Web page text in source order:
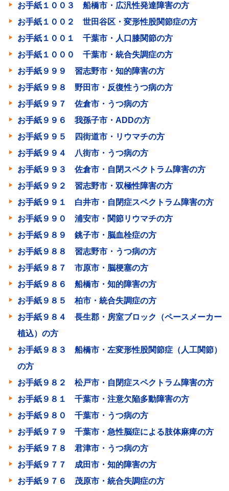
お手紙１００３ 船橋市・広汎性発達障害の方
お手紙１００２ 世田谷区・変形性股関節症の方
お手紙１００１ 千葉市・人口膝関節の方
お手紙１０００ 千葉市・統合失調症の方
お手紙９９９ 習志野市・知的障害の方
お手紙９９８ 野田市・反復性うつ病の方
お手紙９９７ 佐倉市・うつ病の方
お手紙９９６ 我孫子市・ADDの方
お手紙９９５ 四街道市・リウマチの方
お手紙９９４ 八街市・うつ病の方
お手紙９９３ 佐倉市・自閉スペクトラム障害の方
お手紙９９２ 習志野市・双極性障害の方
お手紙９９１ 白井市・自閉症スペクトラム障害の方
お手紙９９０ 浦安市・関節リウマチの方
お手紙９８９ 銚子市・脳血栓症の方
お手紙９８８ 習志野市・うつ病の方
お手紙９８７ 市原市・脳梗塞の方
お手紙９８６ 船橋市・知的障害の方
お手紙９８５ 柏市・統合失調症の方
お手紙９８４ 長生郡・房室ブロック（ペースメーカー
植込）の方
お手紙９８３ 船橋市・左変形性股関節症（人工関節）
の方
お手紙９８２ 松戸市・自閉症スペクトラム障害の方
お手紙９８１ 千葉市・注意欠陥多動障害の方
お手紙９８０ 千葉市・うつ病の方
お手紙９７９ 千葉市・急性脳症による肢体麻痺の方
お手紙９７８ 君津市・うつ病の方
お手紙９７７ 成田市・知的障害の方
お手紙９７６ 茂原市・統合失調症の方